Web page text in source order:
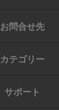
お問合せ先
カテゴリー
サポート